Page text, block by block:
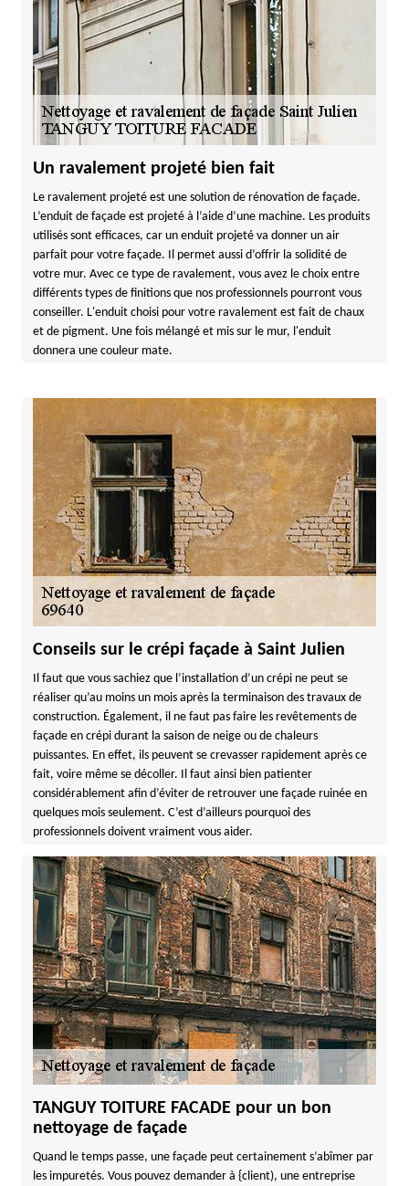
Un ravalement projeté bien fait
Le ravalement projeté est une solution de rénovation de façade.
L’enduit de façade est projeté à l’aide d’une machine. Les produits
utilisés sont efficaces, car un enduit projeté va donner un air
parfait pour votre façade. Il permet aussi d’offrir la solidité de
votre mur. Avec ce type de ravalement, vous avez le choix entre
différents types de finitions que nos professionnels pourront vous
conseiller. L'enduit choisi pour votre ravalement est fait de chaux
et de pigment. Une fois mélangé et mis sur le mur, l'enduit
donnera une couleur mate.
Conseils sur le crépi façade à Saint Julien
Il faut que vous sachiez que l’installation d’un crépi ne peut se
réaliser qu’au moins un mois après la terminaison des travaux de
construction. Également, il ne faut pas faire les revêtements de
façade en crépi durant la saison de neige ou de chaleurs
puissantes. En effet, ils peuvent se crevasser rapidement après ce
fait, voire même se décoller. Il faut ainsi bien patienter
considérablement afin d’éviter de retrouver une façade ruinée en
quelques mois seulement. C’est d’ailleurs pourquoi des
professionnels doivent vraiment vous aider.
TANGUY TOITURE FACADE pour un bon
nettoyage de façade
Quand le temps passe, une façade peut certainement s’abîmer par
les impuretés. Vous pouvez demander à {client), une entreprise